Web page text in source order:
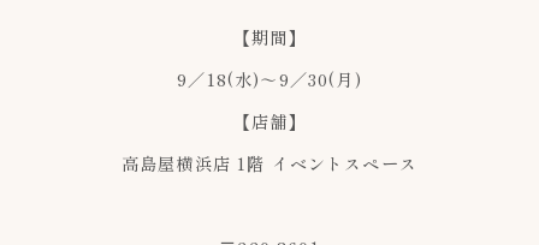
【期間】
9／18(水)～9／30(月)
【店舗】
高島屋横浜店 1階 イベントスペース